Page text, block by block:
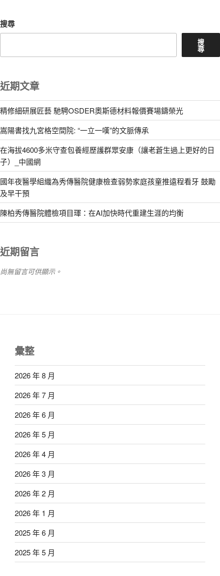
搜尋
搜
尋
近期文章
精修細研展匠藝 馳騁OSDER奧斯德材料報價賽場鑄榮光
嵩陽書找九宮格空間院: “一立一嘆”的文脈傳承
在海拔4600多米守查包養經歷護群眾安康（讓老蒼生過上更好的日
子）_中國網
國年夜醫學組織為秀傳醫院健康檢查弱勢家庭孩童推遠程看牙 鼓勵
及早干預
陳柏秀傳醫院體檢項目琿：在AI加快時代重建生涯的均衡
近期留言
尚無留言可供顯示。
彙整
2026 年 8 月
2026 年 7 月
2026 年 6 月
2026 年 5 月
2026 年 4 月
2026 年 3 月
2026 年 2 月
2026 年 1 月
2025 年 6 月
2025 年 5 月